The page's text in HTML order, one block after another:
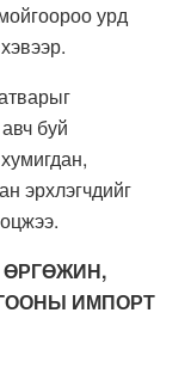
урд
буй
эрхлэгчдийг
ИМПОРТ